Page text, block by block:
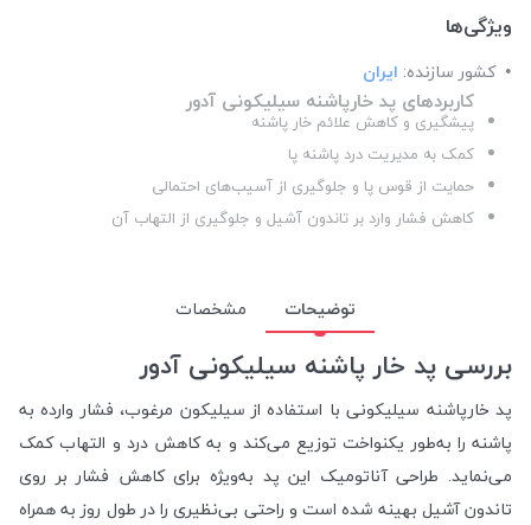
ویژگی‌ها
کشور سازنده: ایران
کاربردهای پد خارپاشنه سیلیکونی آدور
پیشگیری و کاهش علائم خار پاشنه
کمک به مدیریت درد پاشنه پا
حمایت از قوس پا و جلوگیری از آسیب‌های احتمالی
کاهش فشار وارد بر تاندون آشیل و جلوگیری از التهاب آن
توضیحات مشخصات
بررسی پد خار پاشنه سیلیکونی آدور
پد خارپاشنه سیلیکونی با استفاده از سیلیکون مرغوب، فشار وارده به
پاشنه را به‌طور یکنواخت توزیع می‌کند و به کاهش درد و التهاب کمک
می‌نماید. طراحی آناتومیک این پد به‌ویژه برای کاهش فشار بر روی
تاندون آشیل بهینه شده است و راحتی بی‌نظیری را در طول روز به همراه